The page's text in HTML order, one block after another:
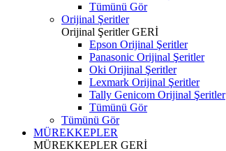
Tümünü Gör
Orijinal Şeritler
Orijinal ŞeritlerGERİ
Epson Orijinal Şeritler
Panasonic Orijinal Şeritler
Oki Orijinal Şeritler
Lexmark Orijinal Şeritler
Tally Genicom Orijinal Şeritler
Tümünü Gör
Tümünü Gör
MÜREKKEPLER
MÜREKKEPLER GERİ